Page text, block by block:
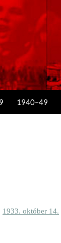
1940–49
1933. október 14.